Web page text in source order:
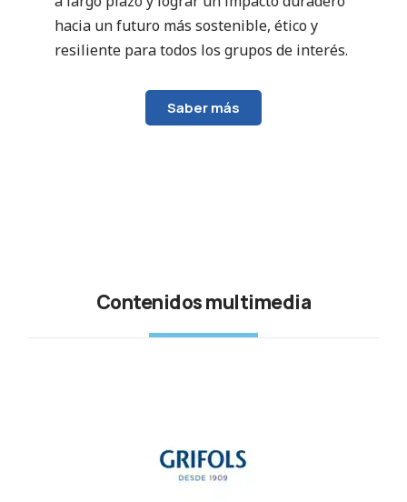
hacia un futuro más sostenible, ético y
resiliente para todos los grupos de interés.
Saber más
Contenidos multimedia